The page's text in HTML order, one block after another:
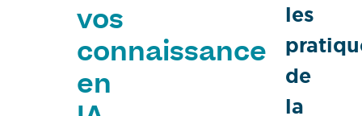
vos
connaissance
en
les
de
la